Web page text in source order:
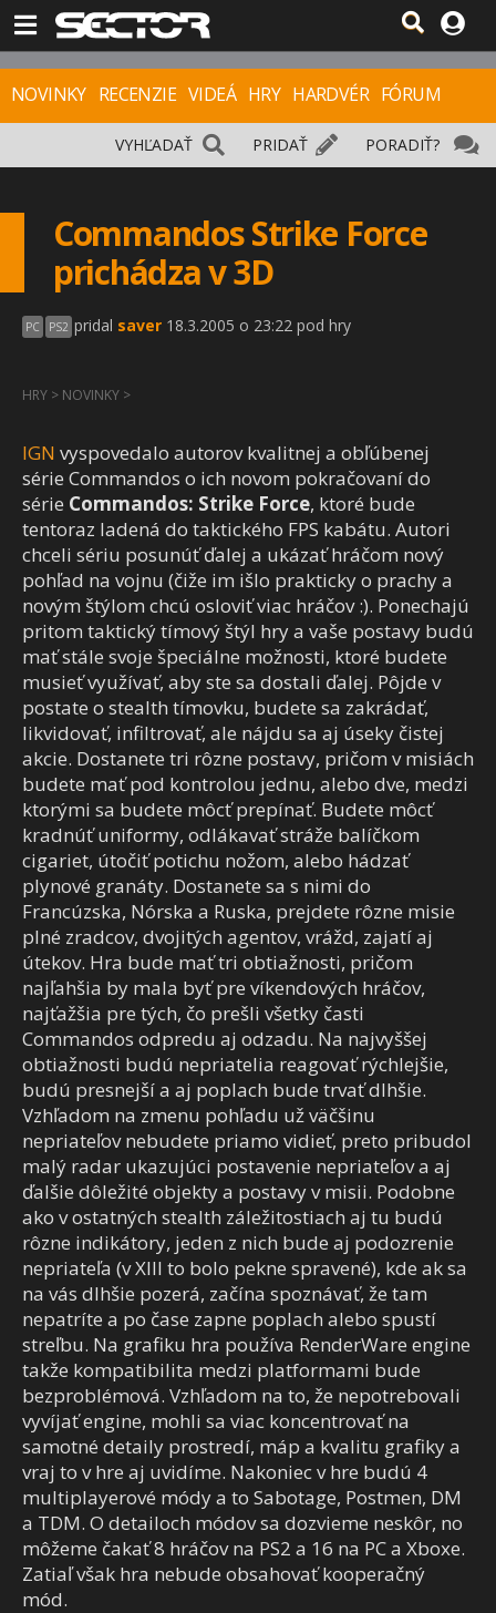
NOVINKY RECENZIE VIDEÁ HRY HARDVÉR FÓRUM
PORADIŤ?
PRIDAŤ
VYHĽADAŤ
Commandos Strike Force
prichádza v 3D
PC PS2 pridal saver 18.3.2005 o 23:22 pod hry
HRY > NOVINKY >
IGN vyspovedalo autorov kvalitnej a obľúbenej
série Commandos o ich novom pokračovaní do
série Commandos: Strike Force, ktoré bude
tentoraz ladená do taktického FPS kabátu. Autori
chceli sériu posunúť ďalej a ukázať hráčom nový
pohľad na vojnu (čiže im išlo prakticky o prachy a
novým štýlom chcú osloviť viac hráčov :). Ponechajú
pritom taktický tímový štýl hry a vaše postavy budú
mať stále svoje špeciálne možnosti, ktoré budete
musieť využívať, aby ste sa dostali ďalej. Pôjde v
postate o stealth tímovku, budete sa zakrádať,
likvidovať, infiltrovať, ale nájdu sa aj úseky čistej
akcie. Dostanete tri rôzne postavy, pričom v misiách
budete mať pod kontrolou jednu, alebo dve, medzi
ktorými sa budete môcť prepínať. Budete môcť
kradnúť uniformy, odlákavať stráže balíčkom
cigariet, útočiť potichu nožom, alebo hádzať
plynové granáty. Dostanete sa s nimi do
Francúzska, Nórska a Ruska, prejdete rôzne misie
plné zradcov, dvojitých agentov, vrážd, zajatí aj
útekov. Hra bude mať tri obtiažnosti, pričom
najľahšia by mala byť pre víkendových hráčov,
najťažšia pre tých, čo prešli všetky časti
Commandos odpredu aj odzadu. Na najvyššej
obtiažnosti budú nepriatelia reagovať rýchlejšie,
budú presnejší a aj poplach bude trvať dlhšie.
Vzhľadom na zmenu pohľadu už väčšinu
nepriateľov nebudete priamo vidieť, preto pribudol
malý radar ukazujúci postavenie nepriateľov a aj
ďalšie dôležité objekty a postavy v misii. Podobne
ako v ostatných stealth záležitostiach aj tu budú
rôzne indikátory, jeden z nich bude aj podozrenie
nepriateľa (v XIII to bolo pekne spravené), kde ak sa
na vás dlhšie pozerá, začína spoznávať, že tam
nepatríte a po čase zapne poplach alebo spustí
streľbu. Na grafiku hra používa RenderWare engine
takže kompatibilita medzi platformami bude
bezproblémová. Vzhľadom na to, že nepotrebovali
vyvíjať engine, mohli sa viac koncentrovať na
samotné detaily prostredí, máp a kvalitu grafiky a
vraj to v hre aj uvidíme. Nakoniec v hre budú 4
multiplayerové módy a to Sabotage, Postmen, DM
a TDM. O detailoch módov sa dozvieme neskôr, no
môžeme čakať 8 hráčov na PS2 a 16 na PC a Xboxe.
Zatiaľ však hra nebude obsahovať kooperačný
mód.